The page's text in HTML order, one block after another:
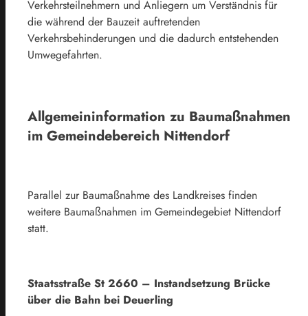
Verkehrsteilnehmern und Anliegern um Verständnis für
die während der Bauzeit auftretenden
Verkehrsbehinderungen und die dadurch entstehenden
Umwegefahrten.
Allgemeininformation zu Baumaßnahmen
im Gemeindebereich Nittendorf
Parallel zur Baumaßnahme des Landkreises finden
weitere Baumaßnahmen im Gemeindegebiet Nittendorf
statt.
Staatsstraße St 2660 – Instandsetzung Brücke
über die Bahn bei Deuerling